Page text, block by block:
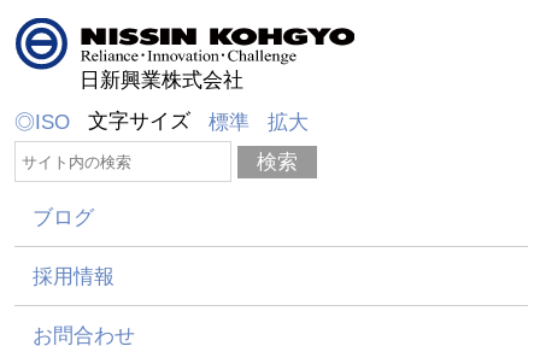
日新興業株式会社
◎ISO
文字サイズ 標準 拡大
ブログ
採用情報
お問合わせ